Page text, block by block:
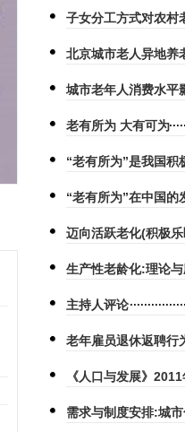
子女分工方式对农村
北京城市老人异地养
城市老年人消费水
老有所为 大有可为
“老有所为”是我国积
“老有所为”在中国
迈向活跃老化(积极
生产性老龄化:理论
主持人评论
老年雇员退休返聘行
《人口与发展》
需求与制度安排:城